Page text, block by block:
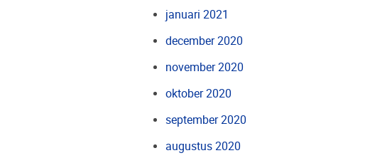
januari 2021
december 2020
november 2020
oktober 2020
september 2020
augustus 2020